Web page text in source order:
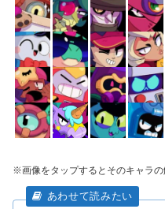
※画像をタップするとそのキャラの